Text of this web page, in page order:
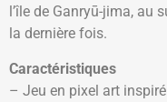
l’île de Ganryū-jima, au
la dernière fois.
Caractéristiques
– Jeu en pixel art